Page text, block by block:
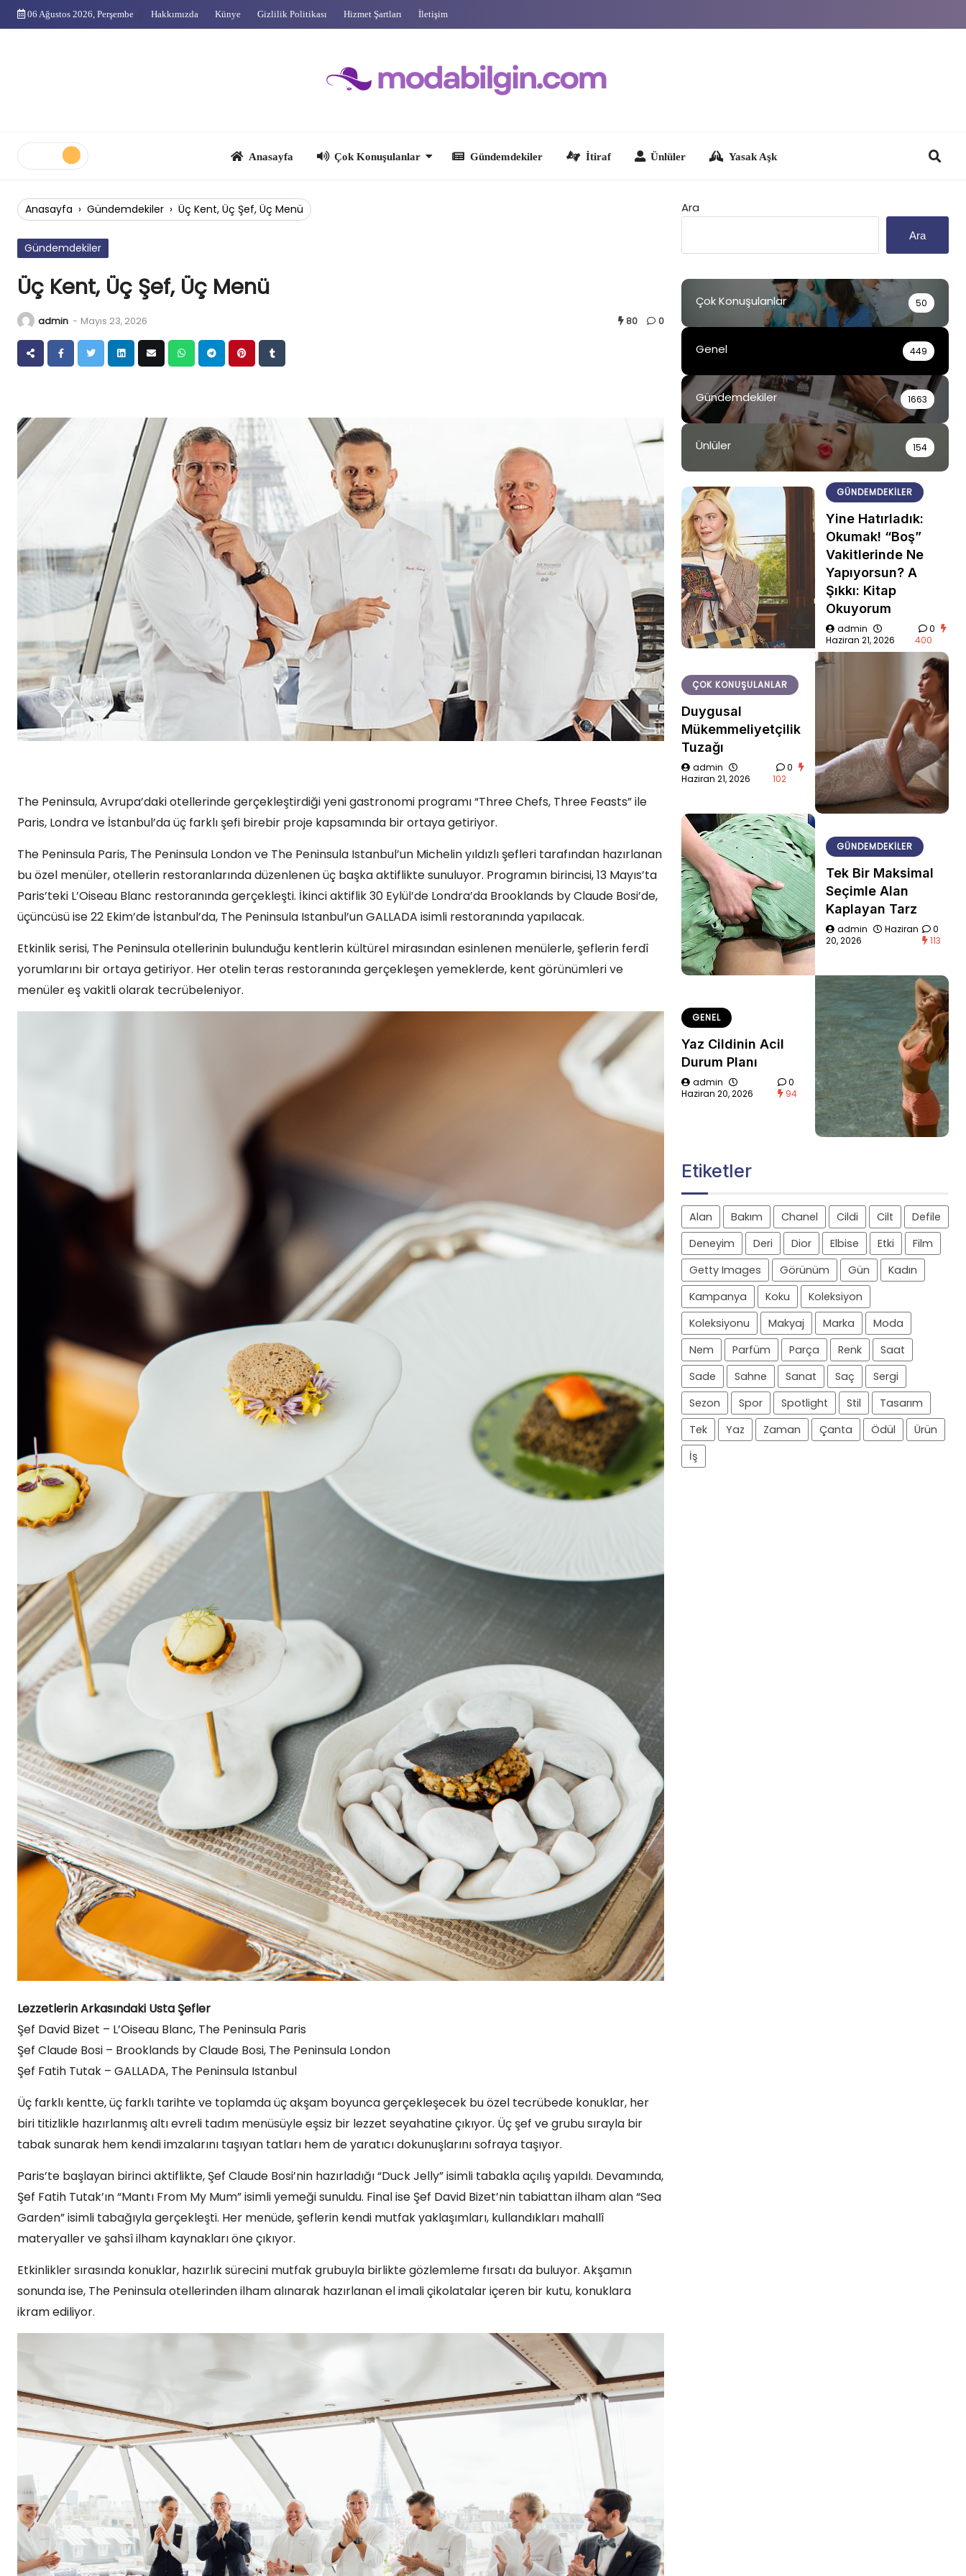
Skip
06 Ağustos 2026, Perşembe Hakkımızda Künye Gizlilik Politikası Hizmet Şartları İletişim
Anasayfa › Gündemdekiler › Üç Kent, Üç Şef, Üç Menü
Gündemdekiler
Üç Kent, Üç Şef, Üç Menü
admin - Mayıs 23, 2026 80 0
The Peninsula, Avrupa’daki otellerinde gerçekleştirdiği yeni gastronomi programı “Three Chefs, Three Feasts” ile
Paris, Londra ve İstanbul’da üç farklı şefi birebir proje kapsamında bir ortaya getiriyor.
The Peninsula Paris, The Peninsula London ve The Peninsula Istanbul’un Michelin yıldızlı şefleri tarafından hazırlanan
bu özel menüler, otellerin restoranlarında düzenlenen üç başka aktiflikte sunuluyor. Programın birincisi, 13 Mayıs’ta
Paris’teki L’Oiseau Blanc restoranında gerçekleşti. İkinci aktiflik 30 Eylül’de Londra’da Brooklands by Claude Bosi’de,
üçüncüsü ise 22 Ekim’de İstanbul’da, The Peninsula Istanbul’un GALLADA isimli restoranında yapılacak.
Etkinlik serisi, The Peninsula otellerinin bulunduğu kentlerin kültürel mirasından esinlenen menülerle, şeflerin ferdî
yorumlarını bir ortaya getiriyor. Her otelin teras restoranında gerçekleşen yemeklerde, kent görünümleri ve
menüler eş vakitli olarak tecrübeleniyor.
Lezzetlerin Arkasındaki Usta Şefler
Şef David Bizet – L’Oiseau Blanc, The Peninsula Paris
Şef Claude Bosi – Brooklands by Claude Bosi, The Peninsula London
Şef Fatih Tutak – GALLADA, The Peninsula Istanbul
Üç farklı kentte, üç farklı tarihte ve toplamda üç akşam boyunca gerçekleşecek bu özel tecrübede konuklar, her
biri titizlikle hazırlanmış altı evreli tadım menüsüyle eşsiz bir lezzet seyahatine çıkıyor. Üç şef ve grubu sırayla bir
tabak sunarak hem kendi imzalarını taşıyan tatları hem de yaratıcı dokunuşlarını sofraya taşıyor.
Paris’te başlayan birinci aktiflikte, Şef Claude Bosi’nin hazırladığı “Duck Jelly” isimli tabakla açılış yapıldı. Devamında,
Şef Fatih Tutak’ın “Mantı From My Mum” isimli yemeği sunuldu. Final ise Şef David Bizet’nin tabiattan ilham alan “Sea
Garden” isimli tabağıyla gerçekleşti. Her menüde, şeflerin kendi mutfak yaklaşımları, kullandıkları mahallî
materyaller ve şahsî ilham kaynakları öne çıkıyor.
Etkinlikler sırasında konuklar, hazırlık sürecini mutfak grubuyla birlikte gözlemleme fırsatı da buluyor. Akşamın
sonunda ise, The Peninsula otellerinden ilham alınarak hazırlanan el imali çikolatalar içeren bir kutu, konuklara
ikram ediliyor.
Ara
Ara
Çok Konuşulanlar 50
Genel 449
Gündemdekiler 1663
Ünlüler 154
GÜNDEMDEKILER
Yine Hatırladık:
Okumak! “Boş”
Vakitlerinde Ne
Yapıyorsun? A
Şıkkı: Kitap
Okuyorum
admin
Haziran 21, 2026
0
400
ÇOK KONUŞULANLAR
Duygusal
Mükemmeliyetçilik
Tuzağı
admin
Haziran 21, 2026
0
102
GÜNDEMDEKILER
Tek Bir Maksimal
Seçimle Alan
Kaplayan Tarz
admin
Haziran
20, 2026
0
113
GENEL
Yaz Cildinin Acil
Durum Planı
admin
Haziran 20, 2026
0
94
Etiketler
Alan Bakım Chanel Cildi Cilt
Defile
Deneyim
Deri Dior Elbise Etki
Film
Getty Images
Görünüm Gün
Kadın
Kampanya
Koku
Koleksiyon
Koleksiyonu
Makyaj Marka
Moda
Nem
Parfüm Parça Renk
Saat
Sade
Sahne Sanat Saç
Sergi
Sezon
Spor Spotlight Stil
Tasarım
Tek
Yaz Zaman Çanta Ödül
Ürün
İş